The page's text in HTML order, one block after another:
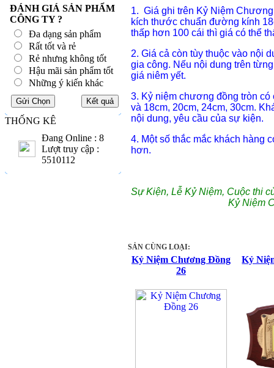
ĐÁNH GIÁ SẢN PHẨM
CÔNG TY ?
Đa dạng sản phẩm
Rất tốt và rẻ
Rẻ nhưng không tốt
Hậu mãi sản phẩm tốt
Những ý kiến khác
THỐNG KÊ
Đang Online : 8
Lượt truy cập :
5510112
1. Giá ghi trên Kỷ Niệm
kích thước chuẩn đường kính
thấp hơn 100 cái thì giá có thể
2. Giá cả còn tùy thuộc vào nội
gia công. Nếu nội dung trên
giá niêm yết.
3. Kỷ niệm chương đồng tròn
và 18cm, 20cm, 24cm, 30cm.
nội dung, yêu cầu của sự kiện.
4. Một số thắc mắc khách hàng
hơn.
Sự Kiện, Lễ Kỷ Niệm, Cuộc thi
Kỷ Niệm
SẢN CÙNG LOẠI:
Kỷ Niệm Chương Đồng
26
Kỷ